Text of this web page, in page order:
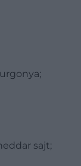
sajt;